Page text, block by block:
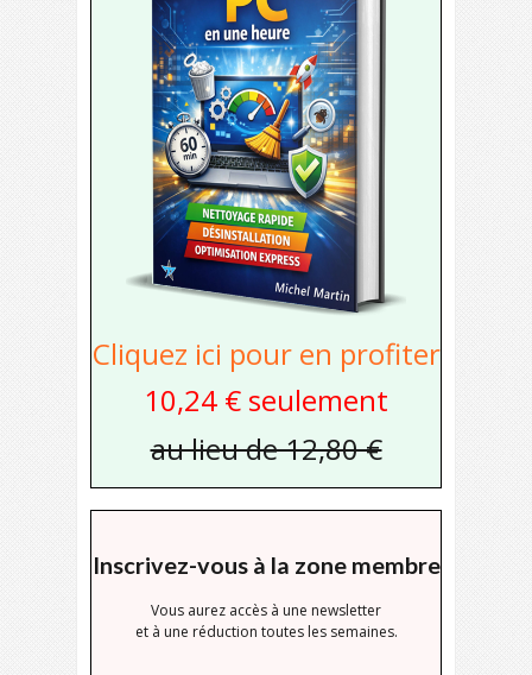
Cliquez ici pour en profiter
10,24 € seulement
au lieu de 12,80 €
Inscrivez-vous à la zone membre
Vous aurez accès à une newsletter
et à une réduction toutes les semaines.